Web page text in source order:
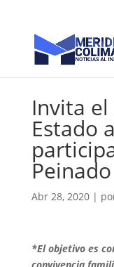
Invita
Estado
Abr 28, 2020|
*El objetivo es